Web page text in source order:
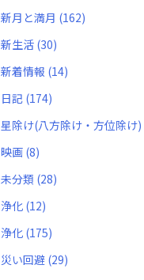
新月と満月 (162)
新生活 (30)
新着情報 (14)
日記 (174)
星除け(八方除け・方位除け)
映画 (8)
未分類 (28)
浄化 (12)
浄化 (175)
災い回避 (29)